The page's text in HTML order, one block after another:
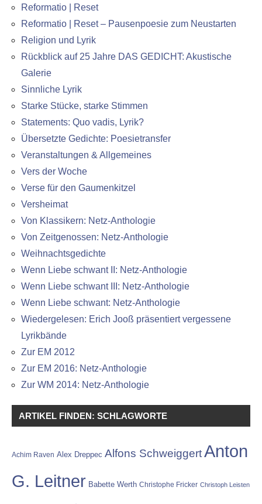
Reformatio | Reset
Reformatio | Reset – Pausenpoesie zum Neustarten
Religion und Lyrik
Rückblick auf 25 Jahre DAS GEDICHT: Akustische
Galerie
Sinnliche Lyrik
Starke Stücke, starke Stimmen
Statements: Quo vadis, Lyrik?
Übersetzte Gedichte: Poesietransfer
Veranstaltungen & Allgemeines
Vers der Woche
Verse für den Gaumenkitzel
Versheimat
Von Klassikern: Netz-Anthologie
Von Zeitgenossen: Netz-Anthologie
Weihnachtsgedichte
Wenn Liebe schwant II: Netz-Anthologie
Wenn Liebe schwant III: Netz-Anthologie
Wenn Liebe schwant: Netz-Anthologie
Wiedergelesen: Erich Jooß präsentiert vergessene
Lyrikbände
Zur EM 2012
Zur EM 2016: Netz-Anthologie
Zur WM 2014: Netz-Anthologie
ARTIKEL FINDEN: SCHLAGWORTE
Achim Raven Alex Dreppec Alfons SchweiggertAnton
G. Leitner Babette Werth Christophe Fricker Christoph Leisten